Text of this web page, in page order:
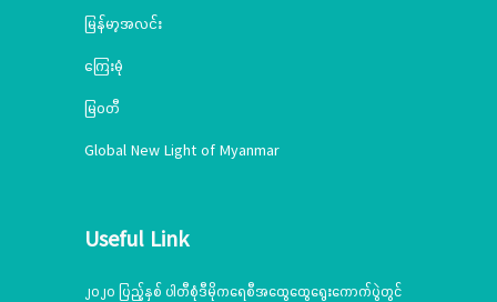
မြန်မာ့အလင်း
ကြေးမုံ
မြဝတီ
Global New Light of Myanmar
Useful Link
၂၀၂၀ ပြည့်နှစ် ပါတီစုံဒီမိုကရေစီအထွေထွေရွေးကောက်ပွဲတွင်